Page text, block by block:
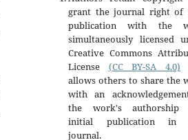
grant the journal right of
publication with the
simultaneously licensed
Creative Commons
License (CC BY-SA 4.0)
allows others to share the
with an
the work's authorship
initial publication in
journal.